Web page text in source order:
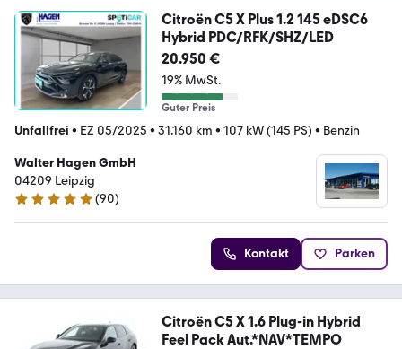
Citroën C5 X Plus 1.2 145 eDSC6
Hybrid PDC/RFK/SHZ/LED
20.950 €
19% MwSt.
Guter Preis
Unfallfrei • EZ 05/2025 • 31.160 km • 107 kW (145 PS) • Benzin
Walter Hagen GmbH
04209 Leipzig
4.8 Sterne
(90)
Kontakt Parken
Citroën C5 X 1.6 Plug-in Hybrid
Feel Pack Aut.*NAV*TEMPO